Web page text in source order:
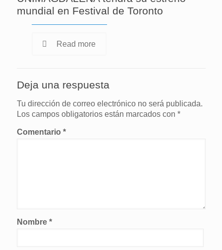
mundial en Festival de Toronto
Read more
Deja una respuesta
Tu dirección de correo electrónico no será publicada.
Los campos obligatorios están marcados con *
Comentario *
Nombre *